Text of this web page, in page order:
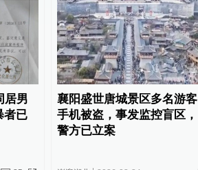
居男
者已
襄阳盛世唐城景区多名游客
手机被盗，事发监控盲区，
警方已立案